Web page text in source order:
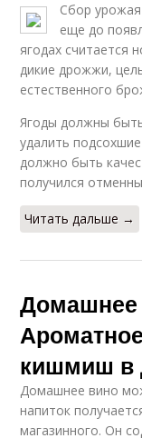
Сбор урожая
еще до
ягодах считается
дикие дрожжи,
естественного
Ягоды должны
удалить
должно быть
получился
Читать дальше →
кишмиш в
Домашнее вино
напиток
магазинного. Он